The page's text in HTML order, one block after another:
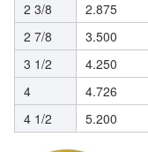
2 3/8 2.875
2 7/8
3.500
3 1/2
4.250
4
4.726
4 1/2
5.200